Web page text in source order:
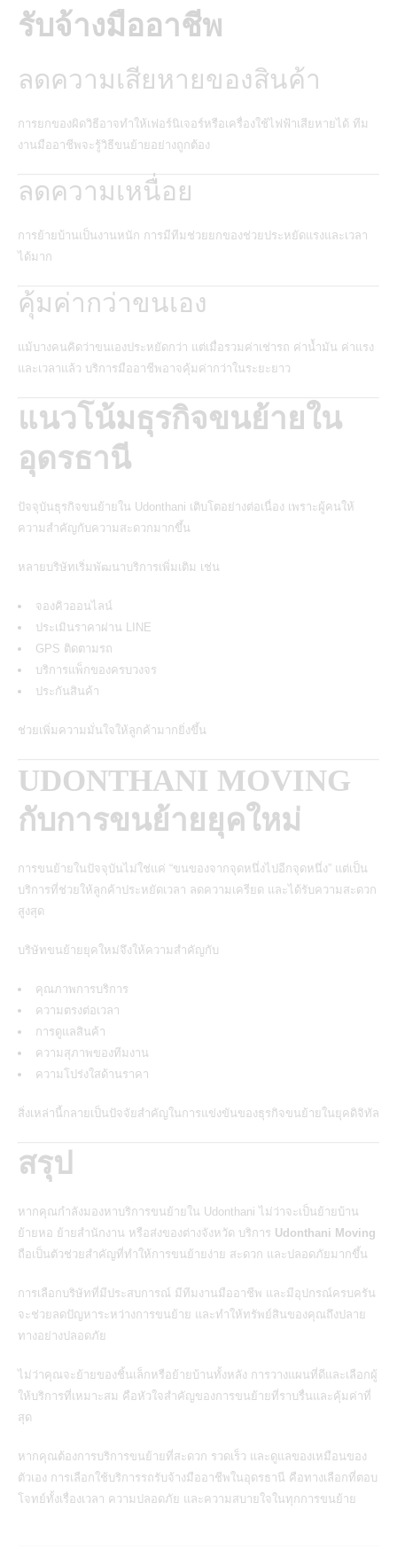
รับจ้างมืออาชีพ
ลดความเสียหายของสินค้า
การยกของผิดวิธีอาจทำให้เฟอร์นิเจอร์หรือเครื่องใช้ไฟฟ้าเสียหายได้ ทีม
งานมืออาชีพจะรู้วิธีขนย้ายอย่างถูกต้อง
ลดความเหนื่อย
การย้ายบ้านเป็นงานหนัก การมีทีมช่วยยกของช่วยประหยัดแรงและเวลา
ได้มาก
คุ้มค่ากว่าขนเอง
แม้บางคนคิดว่าขนเองประหยัดกว่า แต่เมื่อรวมค่าเช่ารถ ค่าน้ำมัน ค่าแรง
และเวลาแล้ว บริการมืออาชีพอาจคุ้มค่ากว่าในระยะยาว
แนวโน้มธุรกิจขนย้ายใน
อุดรธานี
ปัจจุบันธุรกิจขนย้ายใน Udonthani เติบโตอย่างต่อเนื่อง เพราะผู้คนให้
ความสำคัญกับความสะดวกมากขึ้น
หลายบริษัทเริ่มพัฒนาบริการเพิ่มเติม เช่น
จองคิวออนไลน์
ประเมินราคาผ่าน LINE
GPS ติดตามรถ
บริการแพ็กของครบวงจร
ประกันสินค้า
ช่วยเพิ่มความมั่นใจให้ลูกค้ามากยิ่งขึ้น
UDONTHANI MOVING
กับการขนย้ายยุคใหม่
การขนย้ายในปัจจุบันไม่ใช่แค่ “ขนของจากจุดหนึ่งไปอีกจุดหนึ่ง” แต่เป็น
บริการที่ช่วยให้ลูกค้าประหยัดเวลา ลดความเครียด และได้รับความสะดวก
สูงสุด
บริษัทขนย้ายยุคใหม่จึงให้ความสำคัญกับ
คุณภาพการบริการ
ความตรงต่อเวลา
การดูแลสินค้า
ความสุภาพของทีมงาน
ความโปร่งใสด้านราคา
สิ่งเหล่านี้กลายเป็นปัจจัยสำคัญในการแข่งขันของธุรกิจขนย้ายในยุคดิจิทัล
สรุป
หากคุณกำลังมองหาบริการขนย้ายใน Udonthani ไม่ว่าจะเป็นย้ายบ้าน
ย้ายหอ ย้ายสำนักงาน หรือส่งของต่างจังหวัด บริการ Udonthani Moving
ถือเป็นตัวช่วยสำคัญที่ทำให้การขนย้ายง่าย สะดวก และปลอดภัยมากขึ้น
การเลือกบริษัทที่มีประสบการณ์ มีทีมงานมืออาชีพ และมีอุปกรณ์ครบครัน
จะช่วยลดปัญหาระหว่างการขนย้าย และทำให้ทรัพย์สินของคุณถึงปลาย
ทางอย่างปลอดภัย
ไม่ว่าคุณจะย้ายของชิ้นเล็กหรือย้ายบ้านทั้งหลัง การวางแผนที่ดีและเลือกผู้
ให้บริการที่เหมาะสม คือหัวใจสำคัญของการขนย้ายที่ราบรื่นและคุ้มค่าที่
สุด
หากคุณต้องการบริการขนย้ายที่สะดวก รวดเร็ว และดูแลของเหมือนของ
ตัวเอง การเลือกใช้บริการรถรับจ้างมืออาชีพในอุดรธานี คือทางเลือกที่ตอบ
โจทย์ทั้งเรื่องเวลา ความปลอดภัย และความสบายใจในทุกการขนย้าย